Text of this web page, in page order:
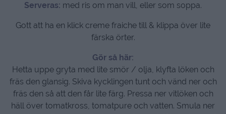
Serveras: med ris om man vill, eller som soppa.
Gott att ha en klick creme fraiche till & klippa över lite
färska örter.
Gör så här:
Hetta uppe gryta med lite smör / olja, klyfta löken och
fräs den glansig. Skiva kycklingen tunt och vänd ner och
fräs den så att den får lite färg. Pressa ner vitlöken och
häll över tomatkross, tomatpure och vatten. Smula ner